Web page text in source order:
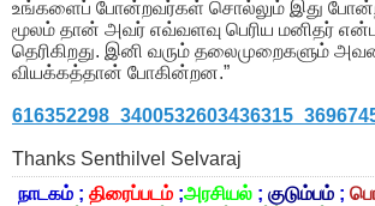
உங்களைப் போன்றவர்கள் சொல்லும் இது
மூலம் தான் அவர் எவ்வளவு பெரிய மனிதர்
தெரிகிறது. இனி வரும் தலைமுறைகளும்
வியக்கத்தான் போகின்றன.”
Thanks Senthilvel Selvaraj
நாடகம் ; திரைப்படம் ;அரசியல் ; குடும்பம் ;